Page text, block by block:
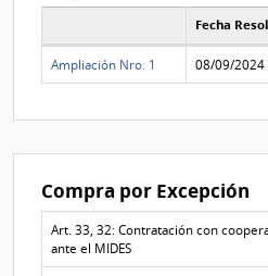
Fecha
Ampliación Nro. 1 08/09/2024
Compra por Excepción
Art. 33, 32: Contratación con
ante el MIDES